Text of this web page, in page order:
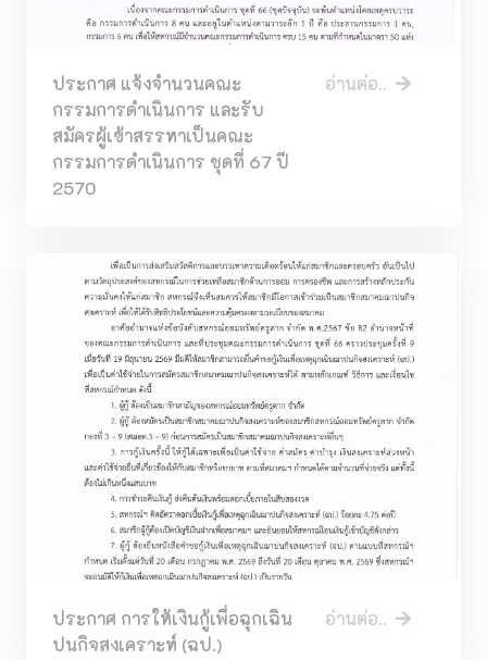
ประกาศ แจ้งจำนวนคณะ
กรรมการดำเนินการ และรับ
สมัครผู้เข้าสรรหาเป็นคณะ
กรรมการดำเนินการ ชุดที่ 67 ปี
2570
อ่านต่อ..
ประกาศ การให้เงินกู้เพื่อฉุกเฉิน
ปนกิจสงเคราะห์ (ฉป.)
อ่านต่อ..